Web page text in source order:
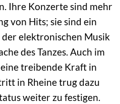
Ihre Konzerte sind mehr
von Hits; sie sind ein
elektronischen Musik
des Tanzes. Auch im
treibende Kraft in
in Rheine trug dazu
weiter zu festigen.